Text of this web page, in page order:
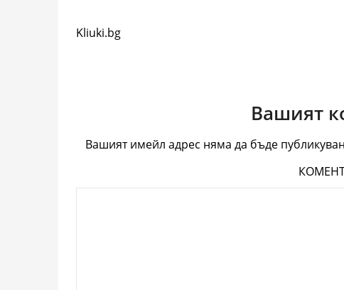
Kliuki.bg
Вашият
Вашият имейл адрес няма да бъде